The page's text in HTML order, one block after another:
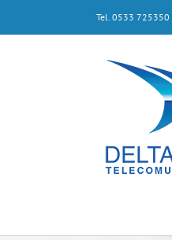
Tel. 0533 725350